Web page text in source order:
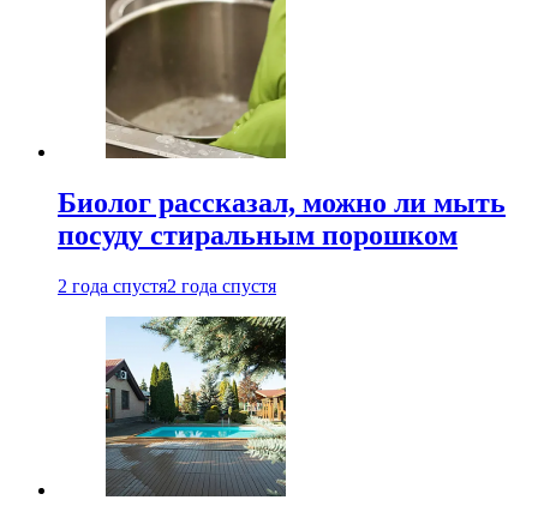
Биолог рассказал, можно ли мыть
посуду стиральным порошком
2 года спустя2 года спустя